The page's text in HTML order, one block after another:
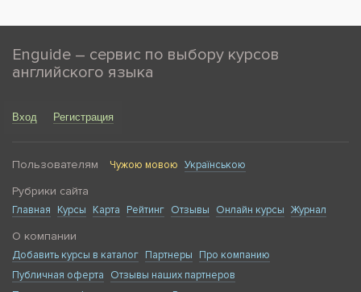
Enguide – сервис по выбору курсов
английского языка
Вход Регистрация
Пользователям Чужою мовою Українською
Рубрики сайта
Главная Курсы Карта Рейтинг Отзывы Онлайн курсы Журнал
О компании
Добавить курсы в каталог Партнеры
Про компанию
Публичная оферта
Отзывы наших партнеров